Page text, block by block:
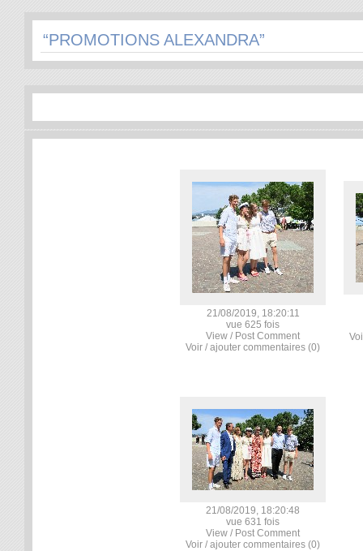
“PROMOTIONS ALEXANDRA”
21/08/2019, 18:20:11
vue 625 fois
View / Post Comment
Voir / ajouter commentaires (0)
21/08/2019, 18:20:48
vue 631 fois
View / Post Comment
Voir / ajouter commentaires (0)